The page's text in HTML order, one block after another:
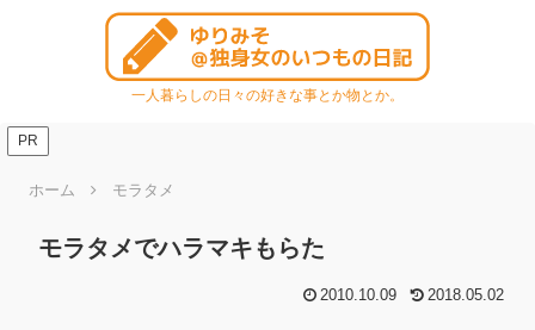
一人暮らしの日々の好きな事とか物とか。
PR
ホーム モラタメ
モラタメでハラマキもらた
2010.10.09 2018.05.02